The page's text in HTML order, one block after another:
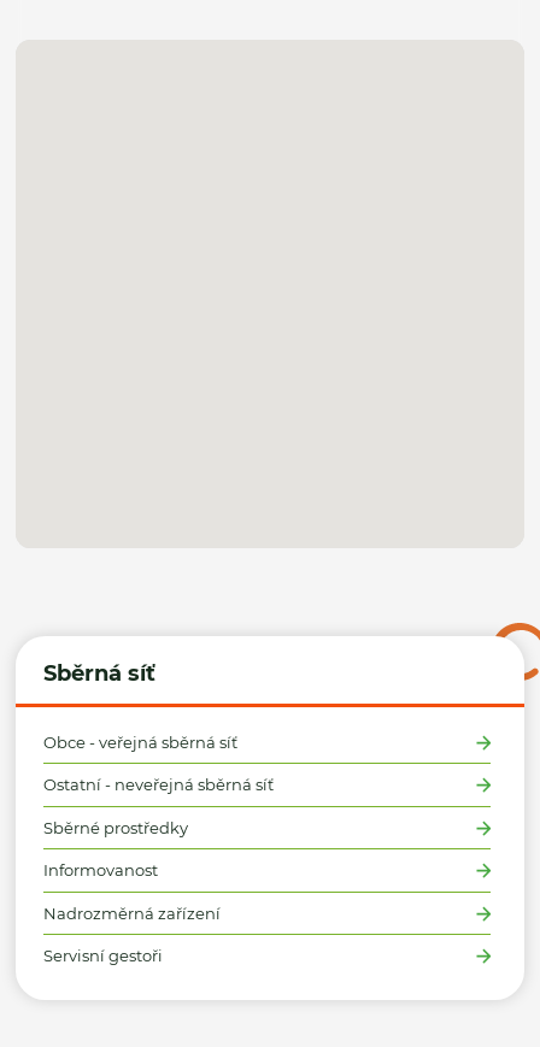
Sběrná síť
Obce - veřejná sběrná síť
Ostatní - neveřejná sběrná síť
Sběrné prostředky
Informovanost
Nadrozměrná zařízení
Servisní gestoři